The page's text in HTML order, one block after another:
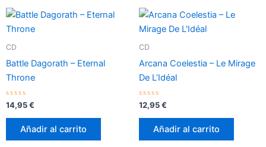
CD
Battle Dagorath – Eternal
Throne
Valorado
con
0
14,95€
Añadir al carrito
CD
Arcana Coelestia – Le Mirage
De L’Idéal
Valorado
con
0
12,95€
Añadir al carrito